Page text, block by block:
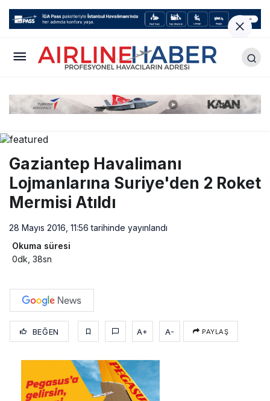
Gaziantep Havalimanı
Lojmanlarına Suriye'den 2 Roket
Mermisi Atıldı
28 Mayıs 2016, 11:56 tarihinde yayınlandı
Okuma süresi
0dk, 38sn
BEĞEN A+ A- PAYLAŞ